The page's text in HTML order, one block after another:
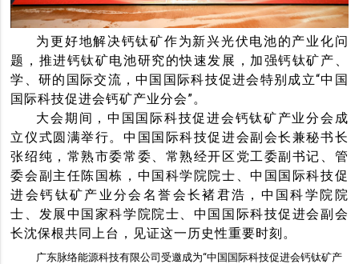
为更好地解决钙钛矿作为新兴光伏电池的产业化问
题，推进钙钛矿电池研究的快速发展，加强钙钛矿产、
学、研的国际交流，中国国际科技促进会特别成立“中国
国际科技促进会钙矿产业分会”。
大会期间，中国国际科技促进会钙钛矿产业分会成
立仪式圆满举行。中国国际科技促进会副会长兼秘书长
张绍纯，常熟市委常委、常熟经开区党工委副书记、管
委会副主任陈国栋，中国科学院院士、中国国际科技促
进会钙钛矿产业分会名誉会长褚君浩，中国科学院院
士、发展中国家科学院院士、中国国际科技促进会副会
长沈保根共同上台，见证这一历史性重要时刻。
广东脉络能源科技有限公司受邀成为“中国国际科技促进会钙钛矿产